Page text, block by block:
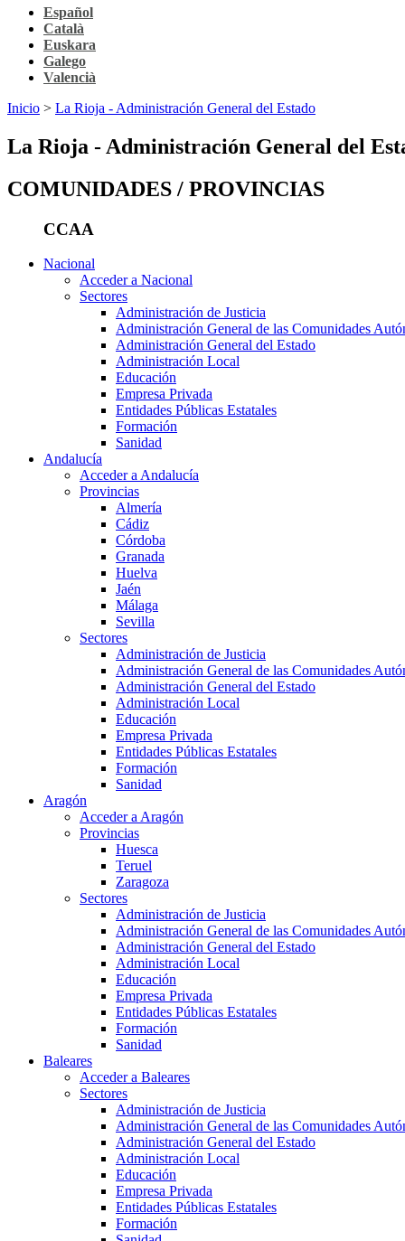
Español
Català
Euskara
Galego
Valencià
Inicio > La Rioja - Administración General del Estado
La Rioja - Administración General del
COMUNIDADES / PROVINCIAS
CCAA
Nacional
Acceder a Nacional
Sectores
Administración de Justicia
Administración General de las Comunidades
Administración General del Estado
Administración Local
Educación
Empresa Privada
Entidades Públicas Estatales
Formación
Sanidad
Andalucía
Acceder a Andalucía
Provincias
Almería
Cádiz
Córdoba
Granada
Huelva
Jaén
Málaga
Sevilla
Sectores
Administración de Justicia
Administración General de las Comunidades
Administración General del Estado
Administración Local
Educación
Empresa Privada
Entidades Públicas Estatales
Formación
Sanidad
Aragón
Acceder a Aragón
Provincias
Huesca
Teruel
Zaragoza
Sectores
Administración de Justicia
Administración General de las Comunidades
Administración General del Estado
Administración Local
Educación
Empresa Privada
Entidades Públicas Estatales
Formación
Sanidad
Baleares
Acceder a Baleares
Sectores
Administración de Justicia
Administración General de las Comunidades
Administración General del Estado
Administración Local
Educación
Empresa Privada
Entidades Públicas Estatales
Formación